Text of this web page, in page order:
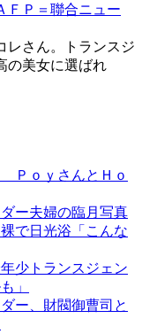
Ｐ＝聯合ニュー
レさん。トランスジ
の美女に選ばれ
ＰｏｙさんとＨｏ
ー夫婦の臨月写真
で日光浴「こんな
少トランスジェン
」
ー、財閥御曹司と